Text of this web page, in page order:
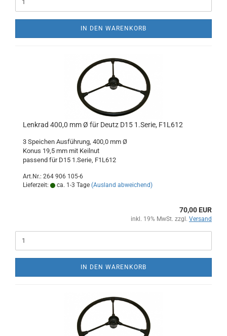
IN DEN WARENKORB
Lenkrad 400,0 mm Ø für Deutz D15 1.Serie, F1L612
3 Speichen Ausführung, 400,0 mm Ø
Konus 19,5 mm mit Keilnut
passend für D15 1.Serie, F1L612
Art.Nr.: 264 906 105-6
Lieferzeit:
ca. 1-3 Tage (Ausland abweichend)
70,00 EUR
inkl. 19% MwSt. zzgl. Versand
IN DEN WARENKORB